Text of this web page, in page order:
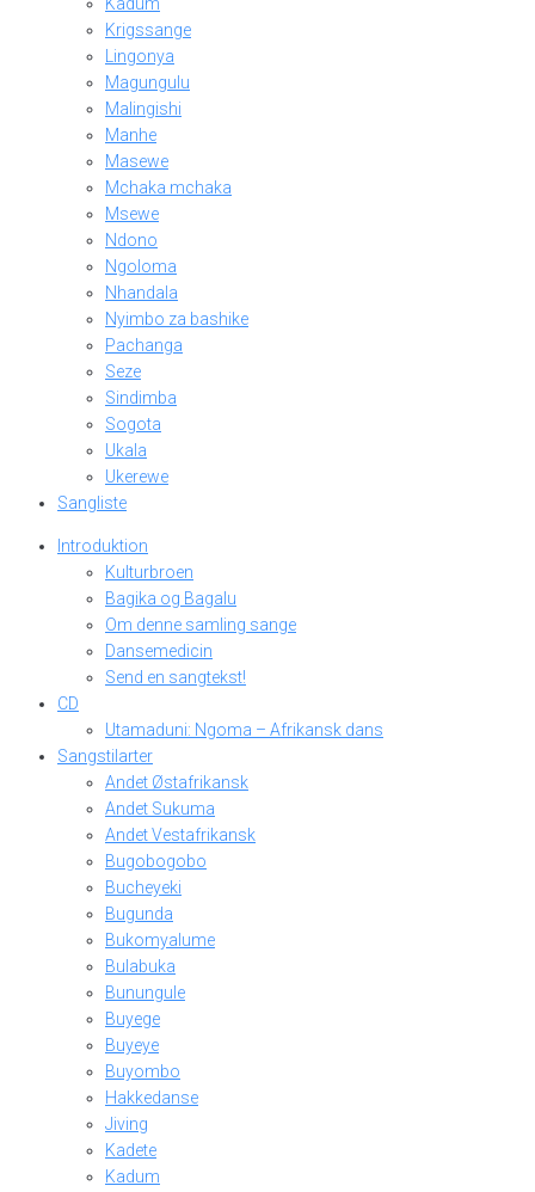
Kadum
Krigssange
Lingonya
Magungulu
Malingishi
Manhe
Masewe
Mchaka mchaka
Msewe
Ndono
Ngoloma
Nhandala
Nyimbo za bashike
Pachanga
Seze
Sindimba
Sogota
Ukala
Ukerewe
Sangliste
Introduktion
Kulturbroen
Bagika og Bagalu
Om denne samling sange
Dansemedicin
Send en sangtekst!
CD
Utamaduni: Ngoma – Afrikansk dans
Sangstilarter
Andet Østafrikansk
Andet Sukuma
Andet Vestafrikansk
Bugobogobo
Bucheyeki
Bugunda
Bukomyalume
Bulabuka
Bunungule
Buyege
Buyeye
Buyombo
Hakkedanse
Jiving
Kadete
Kadum